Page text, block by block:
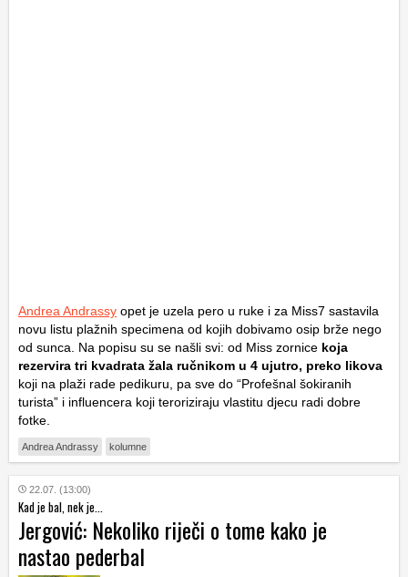
Andrea Andrassy opet je uzela pero u ruke i za Miss7 sastavila
novu listu plažnih specimena od kojih dobivamo osip brže nego
od sunca. Na popisu su se našli svi: od Miss zornice koja
rezervira tri kvadrata žala ručnikom u 4 ujutro, preko likova
koji na plaži rade pedikuru, pa sve do “Profešnal šokiranih
turista” i influencera koji teroriziraju vlastitu djecu radi dobre
fotke.
Andrea Andrassy kolumne
22.07. (13:00)
Kad je bal, nek je...
Jergović: Nekoliko riječi o tome kako je
nastao pederbal